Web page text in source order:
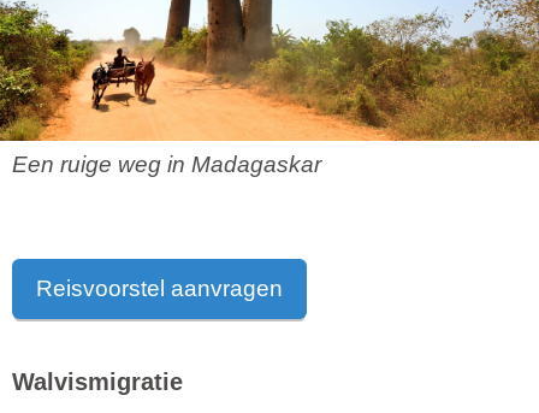
Een ruige weg in Madagaskar
Reisvoorstel aanvragen
Walvismigratie